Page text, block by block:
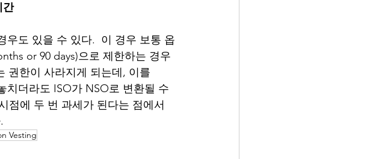
간
우도 있을 수 있다.  이 경우 보통 옵
or 90 days)으로 제한하는 경우
권한이 사라지게 되는데, 이를
더라도 ISO가 NSO로 변환될 수
점에 두 번 과세가 된다는 점에서
Vesting